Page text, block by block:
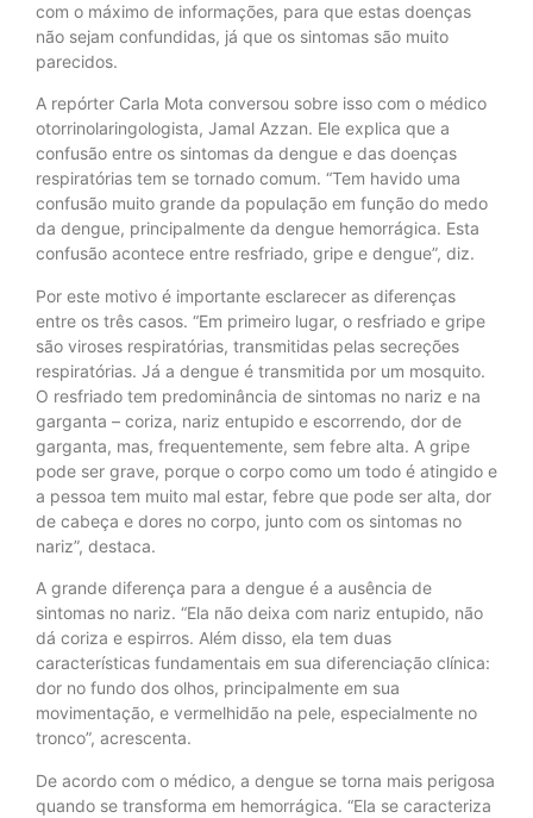
com o máximo de informações, para que estas doenças
não sejam confundidas, já que os sintomas são muito
parecidos.
A repórter Carla Mota conversou sobre isso com o médico
otorrinolaringologista, Jamal Azzan. Ele explica que a
confusão entre os sintomas da dengue e das doenças
respiratórias tem se tornado comum. “Tem havido uma
confusão muito grande da população em função do medo
da dengue, principalmente da dengue hemorrágica. Esta
confusão acontece entre resfriado, gripe e dengue”, diz.
Por este motivo é importante esclarecer as diferenças
entre os três casos. “Em primeiro lugar, o resfriado e gripe
são viroses respiratórias, transmitidas pelas secreções
respiratórias. Já a dengue é transmitida por um mosquito.
O resfriado tem predominância de sintomas no nariz e na
garganta – coriza, nariz entupido e escorrendo, dor de
garganta, mas, frequentemente, sem febre alta. A gripe
pode ser grave, porque o corpo como um todo é atingido e
a pessoa tem muito mal estar, febre que pode ser alta, dor
de cabeça e dores no corpo, junto com os sintomas no
nariz”, destaca.
A grande diferença para a dengue é a ausência de
sintomas no nariz. “Ela não deixa com nariz entupido, não
dá coriza e espirros. Além disso, ela tem duas
características fundamentais em sua diferenciação clínica:
dor no fundo dos olhos, principalmente em sua
movimentação, e vermelhidão na pele, especialmente no
tronco”, acrescenta.
De acordo com o médico, a dengue se torna mais perigosa
quando se transforma em hemorrágica. “Ela se caracteriza